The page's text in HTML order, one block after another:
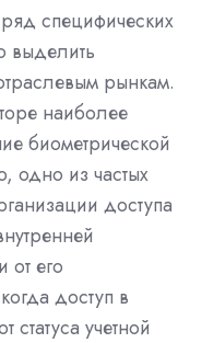
специфических
выделить
рынкам.
наиболее
биометрической
одно из частых
доступа
от его
доступ в
учетной